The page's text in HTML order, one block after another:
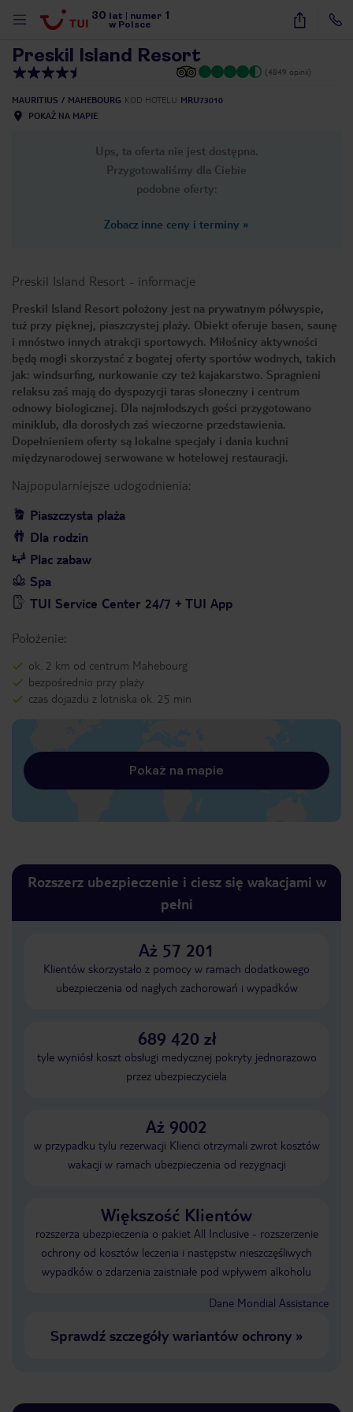
30 lat numer 1
w Polsce
30
Preskil Island Resort
(4849 opinii)
MAURITIUS MAHEBOURG KOD HOTELU MRU73010
POKAŻ NA MAPIE
Ups, ta oferta nie jest dostępna.
Przygotowaliśmy dla Ciebie
podobne oferty:
Zobacz inne ceny i terminy »
Preskil Island Resort - informacje
Preskil Island Resort położony jest na prywatnym półwyspie,
tuż przy pięknej, piaszczystej plaży. Obiekt oferuje basen, saunę
i mnóstwo innych atrakcji sportowych. Miłośnicy aktywności
będą mogli skorzystać z bogatej oferty sportów wodnych, takich
jak: windsurfing, nurkowanie czy też kajakarstwo. Spragnieni
relaksu zaś mają do dyspozycji taras słoneczny i centrum
odnowy biologicznej. Dla najmłodszych gości przygotowano
miniklub, dla dorosłych zaś wieczorne przedstawienia.
Dopełnieniem oferty są lokalne specjały i dania kuchni
międzynarodowej serwowane w hotelowej restauracji.
Najpopularniejsze udogodnienia:
Piaszczysta plaża
Dla rodzin
Plac zabaw
Spa
TUI Service Center 24/7 + TUI App
Położenie:
ok. 2 km od centrum Mahebourg
bezpośrednio przy plaży
czas dojazdu z lotniska ok. 25 min
Pokaż na mapie
Rozszerz ubezpieczenie i ciesz się wakacjami w
pełni
Aż 57 201
Klientów skorzystało z pomocy w ramach dodatkowego
ubezpieczenia od nagłych zachorowań i wypadków
689 420 zł
tyle wyniósł koszt obsługi medycznej pokryty jednorazowo
przez ubezpieczyciela
Aż 9002
w przypadku tylu rezerwacji Klienci otrzymali zwrot kosztów
wakacji w ramach ubezpieczenia od rezygnacji
Większość Klientów
rozszerza ubezpieczenia o pakiet All Inclusive - rozszerzenie
ochrony od kosztów leczenia i następstw nieszczęśliwych
wypadków o zdarzenia zaistniałe pod wpływem alkoholu
Dane Mondial Assistance
Sprawdź szczegóły wariantów ochrony»